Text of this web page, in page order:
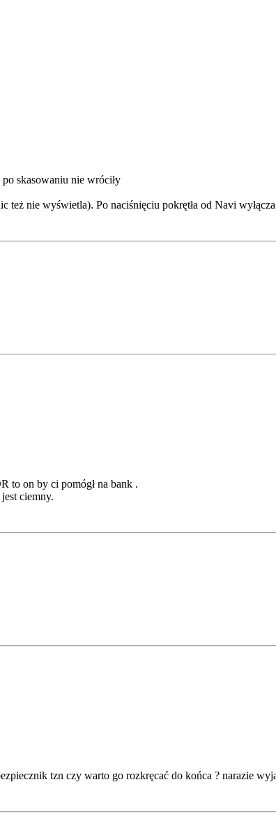
skasowaniu nie wróciły
nie wyświetla). Po naciśnięciu pokrętła od Navi
to on by ci pomógł na bank .
ciemny.
tzn czy warto go rozkręcać do końca ? narazie